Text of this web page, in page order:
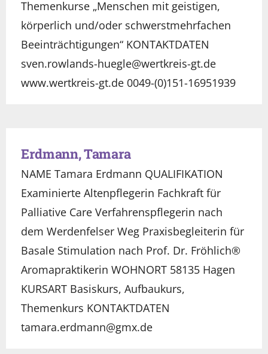
Themenkurse „Menschen mit geistigen,
körperlich und/oder schwerstmehrfachen
Beeinträchtigungen“ KONTAKTDATEN
sven.rowlands-huegle@wertkreis-gt.de
www.wertkreis-gt.de 0049-(0)151-16951939
Erdmann, Tamara
NAME Tamara Erdmann QUALIFIKATION
Examinierte Altenpflegerin Fachkraft für
Palliative Care Verfahrenspflegerin nach
dem Werdenfelser Weg Praxisbegleiterin für
Basale Stimulation nach Prof. Dr. Fröhlich®
Aromapraktikerin WOHNORT 58135 Hagen
KURSART Basiskurs, Aufbaukurs,
Themenkurs KONTAKTDATEN
tamara.erdmann@gmx.de